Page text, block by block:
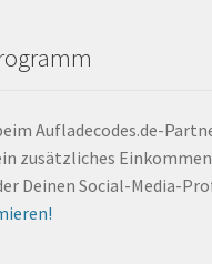
Aufladecodes.de-
zusätzliches
Deinen Social-Media-